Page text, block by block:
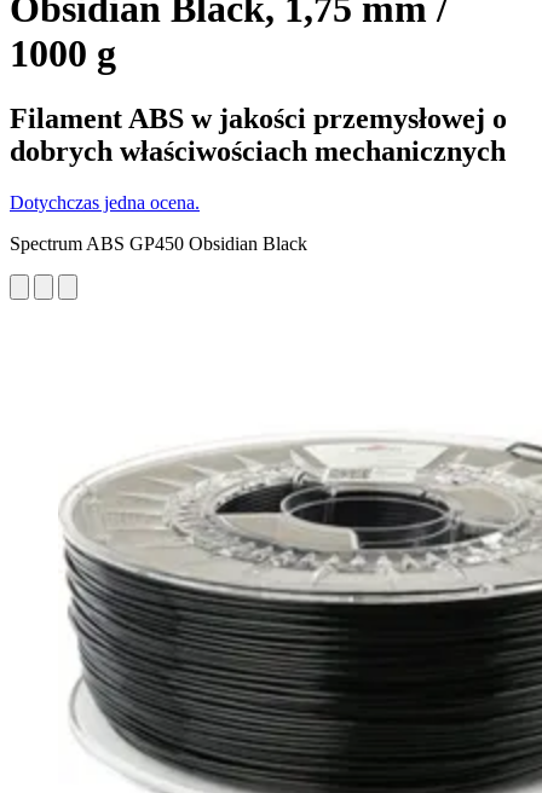
Obsidian Black, 1,75 mm /
1000 g
Filament ABS w jakości przemysłowej o
dobrych właściwościach mechanicznych
Dotychczas jedna ocena.
Spectrum ABS GP450 Obsidian Black